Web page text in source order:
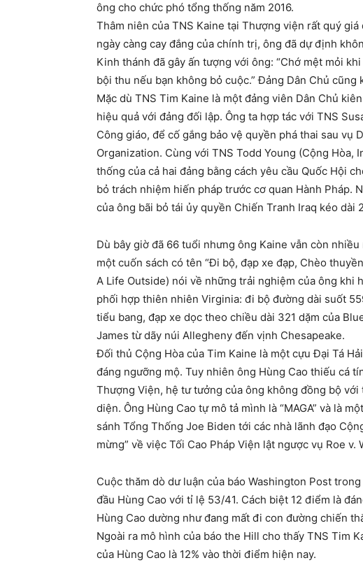
ông cho chức phó tổng thống năm 2016.
Thâm niên của TNS Kaine tại Thượng viện rất quý
ngày càng cay đắng của chính trị, ông đã dự định
Kinh thánh đã gây ấn tượng với ông: “Chớ mệt mỏi
bội thu nếu bạn không bỏ cuộc.” Đảng Dân Chủ cũng
Mặc dù TNS Tim Kaine là một đảng viên Dân Chủ
hiệu quả với đảng đối lập. Ông ta hợp tác với TNS
Công giáo, để cố gắng bảo vệ quyền phá thai sau vụ
Organization. Cùng với TNS Todd Young (Cộng Hòa,
thống của cả hai đảng bằng cách yêu cầu Quốc Hội
bỏ trách nhiệm hiến pháp trước cơ quan Hành Pháp.
của ông bãi bỏ tái ủy quyền Chiến Tranh Iraq kéo dài
Dù bây giờ đã 66 tuổi nhưng ông Kaine vẫn còn
một cuốn sách có tên “Đi bộ, đạp xe đạp, Chèo
A Life Outside) nói về những trải nghiệm của ông khi
phối hợp thiên nhiên Virginia: đi bộ đường dài suốt
tiểu bang, đạp xe dọc theo chiều dài 321 dặm của
James từ dãy núi Allegheny đến vịnh Chesapeake.
Đối thủ Cộng Hòa của Tim Kaine là một cựu Đại Tá
đáng ngưỡng mộ. Tuy nhiên ông Hùng Cao thiếu cá
Thượng Viện, hệ tư tưởng của ông không đồng bộ
diện. Ông Hùng Cao tự mô tả mình là “MAGA” và là
sánh Tổng Thống Joe Biden tới các nhà lãnh đạo
mừng” về việc Tối Cao Pháp Viện lật ngược vụ Roe v.
Cuộc thăm dò dư luận của báo Washington Post
đầu Hùng Cao với tỉ lệ 53/41. Cách biệt 12 điểm là
Hùng Cao dường như đang mất đi con đường chiến
Ngoài ra mô hình của báo the Hill cho thấy TNS Tim
của Hùng Cao là 12% vào thời điểm hiện nay.